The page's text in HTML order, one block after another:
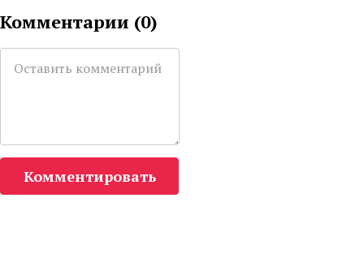
Комментарии (0)
Комментировать